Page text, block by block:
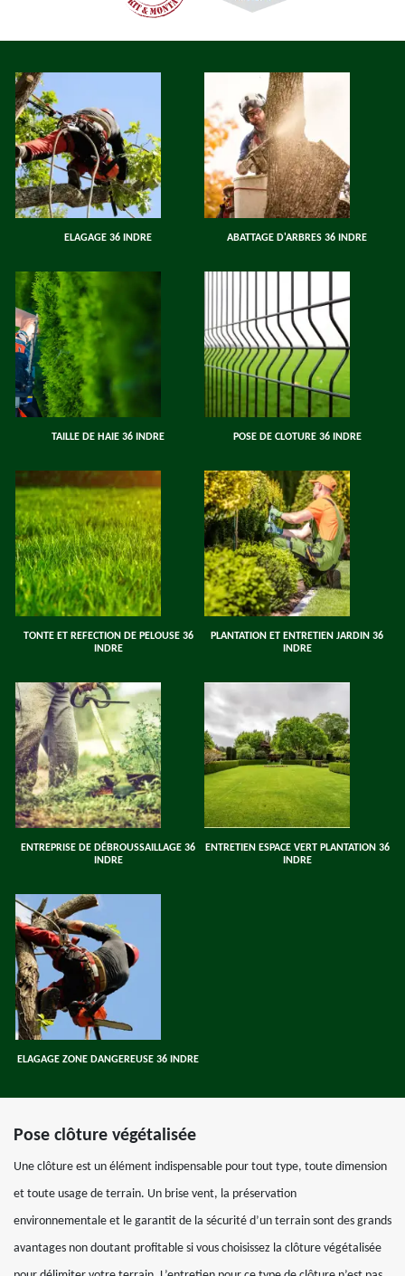
ELAGAGE 36 INDRE ABATTAGE D'ARBRES 36 INDRE
TAILLE DE HAIE 36 INDRE POSE DE CLOTURE 36 INDRE
TONTE ET REFECTION DE PELOUSE 36
INDRE
PLANTATION ET ENTRETIEN JARDIN 36
INDRE
ENTREPRISE DE DÉBROUSSAILLAGE 36
INDRE
ENTRETIEN ESPACE VERT PLANTATION 36
INDRE
ELAGAGE ZONE DANGEREUSE 36 INDRE
Pose clôture végétalisée
Une clôture est un élément indispensable pour tout type, toute dimension
et toute usage de terrain. Un brise vent, la préservation
environnementale et le garantit de la sécurité d’un terrain sont des grands
avantages non doutant profitable si vous choisissez la clôture végétalisée